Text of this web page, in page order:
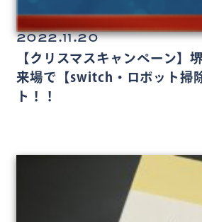
2022.11.20
【クリスマスキャンペーン】
来場で【switch・ロボット掃
ト！！